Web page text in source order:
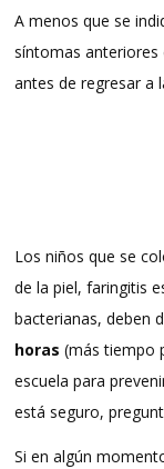
A menos que se
síntomas anteriores
antes de regresar a
Los niños que se
de la piel, faringitis
bacterianas, deben
horas (más tiempo
escuela para
está seguro,
Si en algún